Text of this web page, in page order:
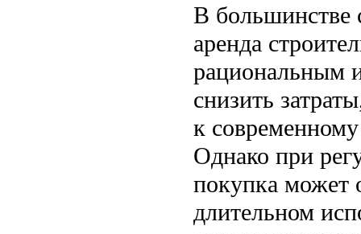
В большинстве
аренда
рациональным
снизить
к
Однако при
покупка может
длительном